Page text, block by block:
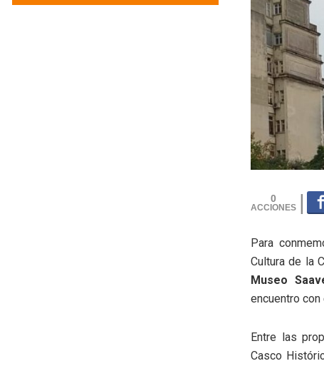
0
Para
Cultura de la
Museo
encuentro
Entre las
Casco